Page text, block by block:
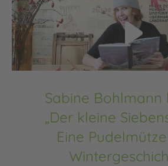
Sabine Bohlmann
„Der kleine
Eine